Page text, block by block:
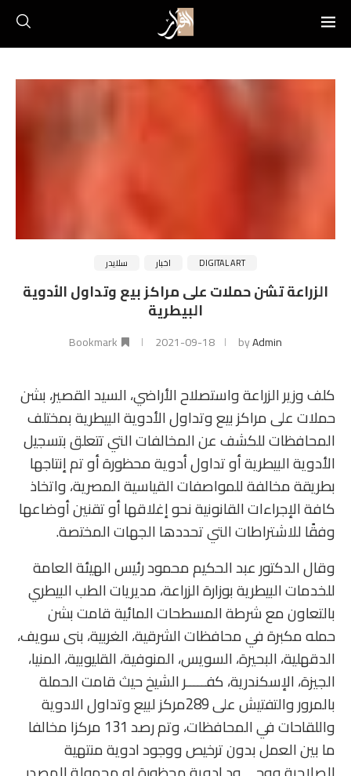
DIGITAL ART اخبار سلايدر
الزراعة تشن حملات على مراكز بيع وتداول الأدوية
البيطرية
byAdmin
2021-09-18
Bookmark
كلف وزير الزراعة واستصلاح الأراضي، السيد القصير، بشن
حملات على مراكز بيع وتداول الأدوية البيطرية بمختلف
المحافظات للكشف عن المخالفات التي تتعلق بتسجيل
الأدوية البيطرية أو تداول أدوية محظورة أو تم إنتاجها
بطريقة مخالفة للمواصفات القياسية المصرية، واتخاذ
كافة الإجراءات القانونية نحو إغلاقها أو تقنين أوضاعها
وفقًا للاشتراطات التي تحددها الجهات المختصة.
وقال الدكتور عبد الحكيم محمود رئيس الهيئة العامة
للخدمات البيطرية بوزارة الزراعة، مديريات الطب البيطري
بالتعاون مع شرطة المسطحات المائية قامت بشن
حمله مكبرة في محافظات الشرقية، الغربية، بنى سويف،
الدقهلية، البحيرة، السويس، المنوفية، القليوبية، المنيا،
الجيزة، الإسكندرية، كفـــــر الشيخ حيث قامت الحملة
بالمرور والتفتيش على 289مركز لبيع وتداول الادوية
واللقاحات في المحافظات، وتم رصد 131 مركزا مخالفا
ما بين العمل بدون ترخيص ووجود ادوية منتهية